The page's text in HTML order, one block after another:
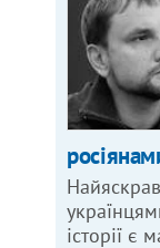
історії є